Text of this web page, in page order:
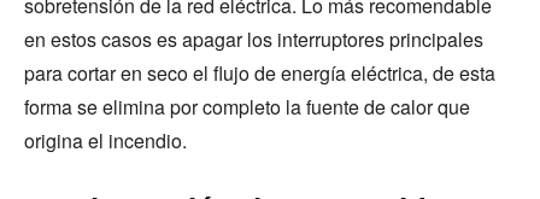
en estos casos es apagar los interruptores principales
para cortar en seco el flujo de energía eléctrica, de esta
forma se elimina por completo la fuente de calor que
origina el incendio.